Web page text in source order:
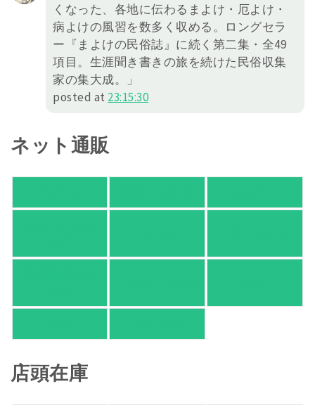
くなった、各地に伝わるまよけ・厄よけ・
病よけの風習を数多く収める。ロングセラ
ー『まよけの民俗誌』に続く第二集・全49
項目。生涯聞き書きの旅を続けた民俗収集
家の集大成。」
posted at 23:15:30
ネット通販
店頭在庫